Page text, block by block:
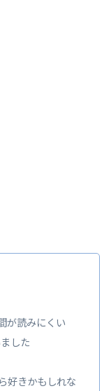
が読みにくい
した
好きかもしれな